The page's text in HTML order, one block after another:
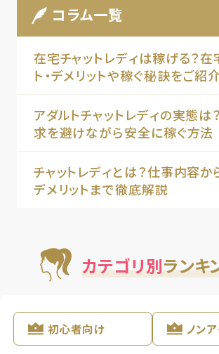
コラム一覧
在宅チャットレディは稼げる？在
ト・デメリットや稼ぐ秘訣をご紹
アダルトチャットレディの実態は
求を避けながら安全に稼ぐ方法
チャットレディとは？仕事内容か
デメリットまで徹底解説
カテゴリ別ランキ
初心者向け ノン